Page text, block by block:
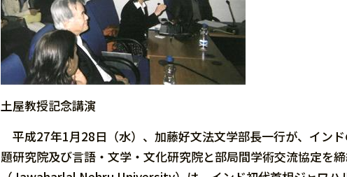
土屋教授記念講演
平成27年1月28日（水）、加藤好文法文学部長一行が、イン
題研究院及び言語・文学・文化研究院と部局間学術交流協定を